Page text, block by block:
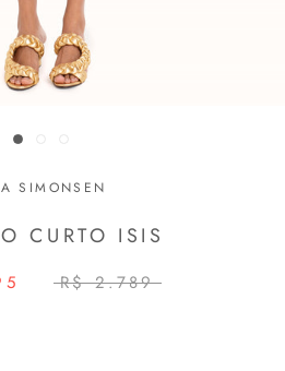
SIMONSEN
CURTO ISIS
R$ 2.789